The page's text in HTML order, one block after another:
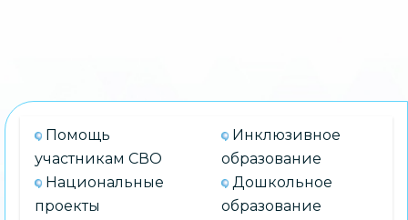
Помощь
участникам СВО
Национальные
проекты
Инклюзивное
образование
Дошкольное
образование